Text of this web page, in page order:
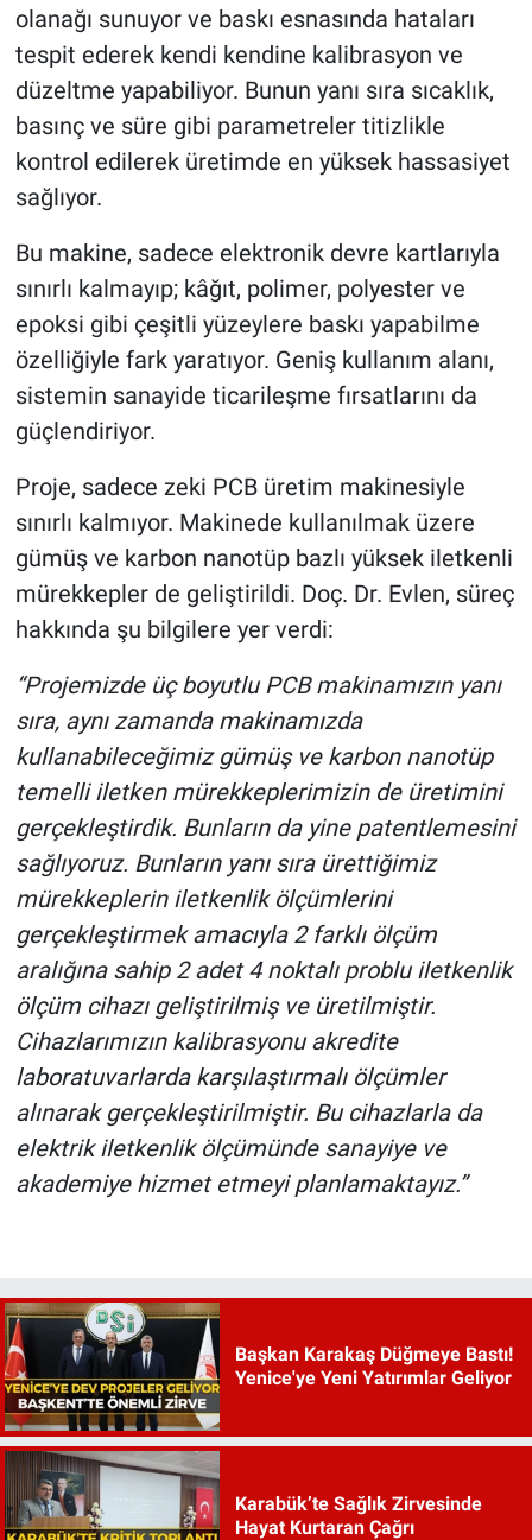
olanağı sunuyor ve baskı esnasında hataları
tespit ederek kendi kendine kalibrasyon ve
düzeltme yapabiliyor. Bunun yanı sıra sıcaklık,
basınç ve süre gibi parametreler titizlikle
kontrol edilerek üretimde en yüksek hassasiyet
sağlıyor.
Bu makine, sadece elektronik devre kartlarıyla
sınırlı kalmayıp; kâğıt, polimer, polyester ve
epoksi gibi çeşitli yüzeylere baskı yapabilme
özelliğiyle fark yaratıyor. Geniş kullanım alanı,
sistemin sanayide ticarileşme fırsatlarını da
güçlendiriyor.
Proje, sadece zeki PCB üretim makinesiyle
sınırlı kalmıyor. Makinede kullanılmak üzere
gümüş ve karbon nanotüp bazlı yüksek iletkenli
mürekkepler de geliştirildi. Doç. Dr. Evlen, süreç
hakkında şu bilgilere yer verdi:
“Projemizde üç boyutlu PCB makinamızın yanı
sıra, aynı zamanda makinamızda
kullanabileceğimiz gümüş ve karbon nanotüp
temelli iletken mürekkeplerimizin de üretimini
gerçekleştirdik. Bunların da yine patentlemesini
sağlıyoruz. Bunların yanı sıra ürettiğimiz
mürekkeplerin iletkenlik ölçümlerini
gerçekleştirmek amacıyla 2 farklı ölçüm
aralığına sahip 2 adet 4 noktalı problu iletkenlik
ölçüm cihazı geliştirilmiş ve üretilmiştir.
Cihazlarımızın kalibrasyonu akredite
laboratuvarlarda karşılaştırmalı ölçümler
alınarak gerçekleştirilmiştir. Bu cihazlarla da
elektrik iletkenlik ölçümünde sanayiye ve
akademiye hizmet etmeyi planlamaktayız.”
Başkan Karakaş Düğmeye Bastı!
Yenice'ye Yeni Yatırımlar Geliyor
Karabük’te Sağlık Zirvesinde
Hayat Kurtaran Çağrı